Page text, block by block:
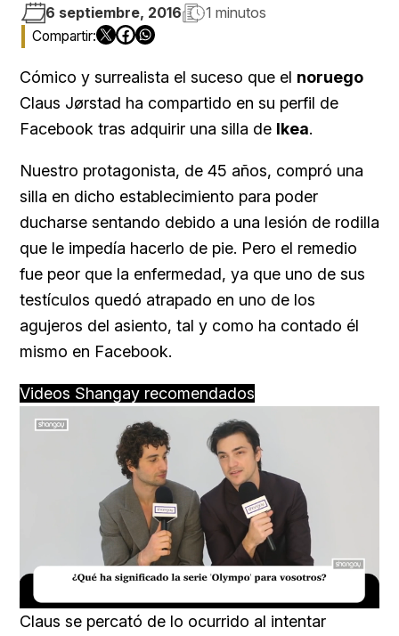
6 septiembre, 2016 1 minutos
Cómico y surrealista el suceso que el noruego
Claus Jørstad ha compartido en su perfil de
Facebook tras adquirir una silla de Ikea.
Nuestro protagonista, de 45 años, compró una
silla en dicho establecimiento para poder
ducharse sentando debido a una lesión de rodilla
que le impedía hacerlo de pie. Pero el remedio
fue peor que la enfermedad, ya que uno de sus
testículos quedó atrapado en uno de los
agujeros del asiento, tal y como ha contado él
mismo en Facebook.
Videos Shangay recomendados
16.54%
Claus se percató de lo ocurrido al intentar